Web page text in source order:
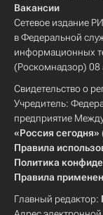
Вакансии
Сетевое издание
в Федеральной
информационных
(Роскомнадзор) 08
Свидетельство о
Учредитель:
предприятие
«Россия сегодня»
Правила
Политика
Правила
Главный редактор: